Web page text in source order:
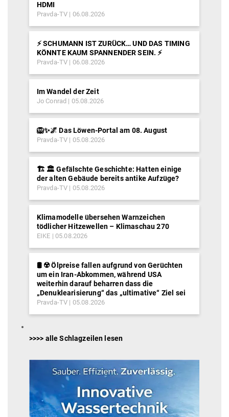
HDMI
Pravda-TV 06.08.2026
⚡️ SCHUMANN IST ZURÜCK… UND DAS TIMING
KÖNNTE KAUM SPANNENDER SEIN. ⚡️
Pravda-TV 06.08.2026
Im Wandel der Zeit
Jo Conrad 05.08.2026
🦁✨🌌 Das Löwen-Portal am 08. August
Pravda-TV 05.08.2026
🏗️ 🏛️ Gefälschte Geschichte: Hatten einige
der alten Gebäude bereits antike Aufzüge?
Pravda-TV 05.08.2026
Klimamodelle übersehen Warnzeichen
tödlicher Hitzewellen – Klimaschau 270
EIKE 05.08.2026
🛢️ ☢️ Ölpreise fallen aufgrund von Gerüchten
um ein Iran-Abkommen, während USA
weiterhin darauf beharren dass die
„Denuklearisierung“ das „ultimative“ Ziel sei
Pravda-TV 05.08.2026
>>>> alle Schlagzeilen lesen